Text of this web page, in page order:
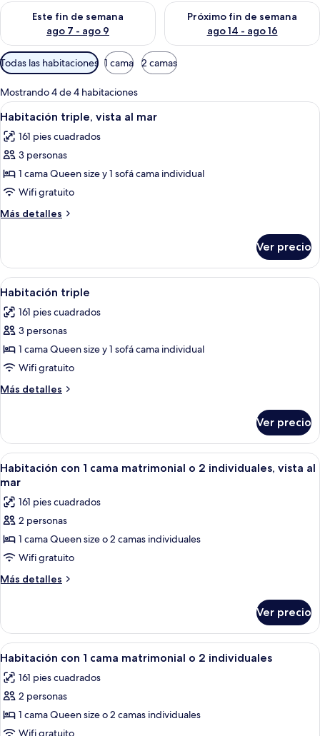
Este fin de semana
ago 7 - ago 9
Consulta la disponibilidad para este fin de semana ago 7 -
Próximo fin de semana
ago 14 - ago 16
Consulta la disponibilidad
Filtros
disponibles
para
las
habitaciones
Todas las habitaciones 1 cama 2 camas
Mostrando 4 de 4 habitaciones
Abrir
todas
las
fotos
de
Habitación
triple,
vista
mar
Habitación de hotel con cama,
6
Habitación triple, vista al mar
161 pies cuadrados
3 personas
1 cama Queen size y 1 sofá cama individual
Wifi gratuito
Más detalles
Más
triple,
vista
al
Ver precio
Abrir
todas
las
fotos
de
Habitación
triple
Una habitación pequeña y funcional
4
Habitación triple
161 pies cuadrados
3 personas
1 cama Queen size y 1 sofá cama individual
Wifi gratuito
Más detalles
Más
triple
Ver precio
Abrir
todas
las
fotos
de
Habitación
con
1
o
2
individuales,
vista
al
mar
Un dormitorio con dos camas, un
6
Habitación con 1 cama matrimonial o 2 individuales, vista al
mar
161 pies cuadrados
2 personas
1 cama Queen size o 2 camas individuales
Wifi gratuito
Más detalles
Más
con
cama
o
2
vista
al
Ver precio
Abrir
todas
las
fotos
de
Habitación
Un dormitorio con dos camas, un
5
Habitación con 1 cama matrimonial o 2 individuales
161 pies cuadrados
2 personas
1 cama Queen size o 2 camas individuales
Wifi gratuito